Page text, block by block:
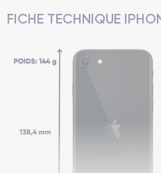
FICHE TECHNIQUE